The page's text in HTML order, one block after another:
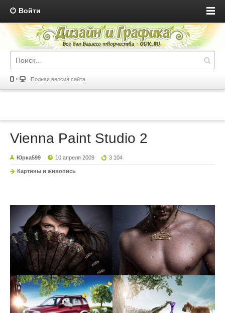
Войти
Полная версия сайта
Vienna Paint Studio 2
Юрка599 10 апреля 2009 3 104
Картины и живопись